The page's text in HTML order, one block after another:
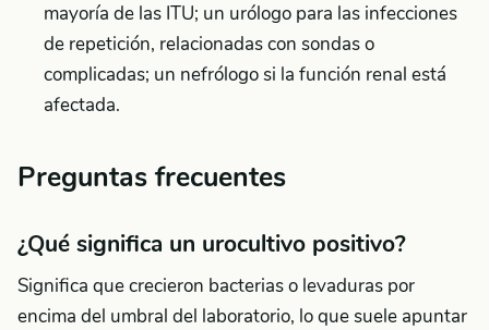
mayoría de las ITU; un urólogo para las infecciones
de repetición, relacionadas con sondas o
complicadas; un nefrólogo si la función renal está
afectada.
Preguntas frecuentes
¿Qué significa un urocultivo positivo?
Significa que crecieron bacterias o levaduras por
encima del umbral del laboratorio, lo que suele apuntar